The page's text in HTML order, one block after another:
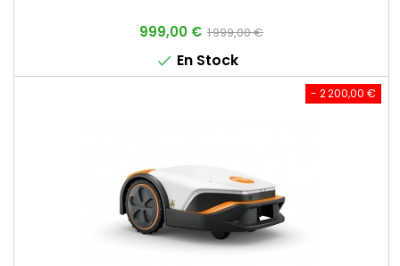
Prix
999,00 € Prix
de
base
1 999,00 €
 En Stock
- 2 200,00 €